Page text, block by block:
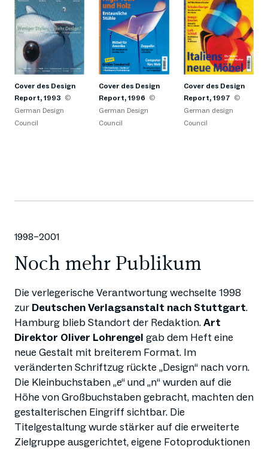
Cover des Design
Report, 1993 ©
German Design
Council
Cover des Design
Report, 1996 ©
German Design
Council
Cover des Design
Report, 1997 ©
German design
Council
1998–2001
Noch mehr Publikum
Die verlegerische Verantwortung wechselte 1998
zur Deutschen Verlagsanstalt nach Stuttgart.
Hamburg blieb Standort der Redaktion.Art
Direktor Oliver Lohrengel gab dem Heft eine
neue Gestalt mit breiterem Format. Im
veränderten Schriftzug rückte „Design“ nach vorn.
Die Kleinbuchstaben „e“ und „n“ wurden auf die
Höhe von Großbuchstaben gebracht, machten den
gestalterischen Eingriff sichtbar. Die
Titelgestaltung wurde stärker auf die erweiterte
Zielgruppe ausgerichtet, eigene Fotoproduktionen